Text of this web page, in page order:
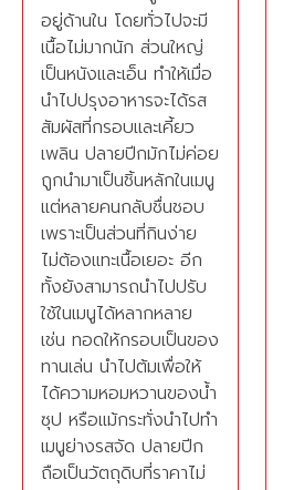
อยู่ด้านใน โดยทั่วไปจะมี
เนื้อไม่มากนัก ส่วนใหญ่
เป็นหนังและเอ็น ทำให้เมื่อ
นำไปปรุงอาหารจะได้รส
สัมผัสที่กรอบและเคี้ยว
เพลิน ปลายปีกมักไม่ค่อย
ถูกนำมาเป็นชิ้นหลักในเมนู
แต่หลายคนกลับชื่นชอบ
เพราะเป็นส่วนที่กินง่าย
ไม่ต้องแทะเนื้อเยอะ อีก
ทั้งยังสามารถนำไปปรับ
ใช้ในเมนูได้หลากหลาย
เช่น ทอดให้กรอบเป็นของ
ทานเล่น นำไปต้มเพื่อให้
ได้ความหอมหวานของน้ำ
ซุป หรือแม้กระทั่งนำไปทำ
เมนูย่างรสจัด ปลายปีก
ถือเป็นวัตถุดิบที่ราคาไม่